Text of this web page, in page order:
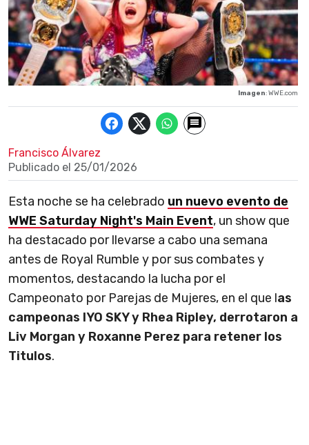
Imagen: WWE.com
Francisco Álvarez
Publicado el 25/01/2026
Esta noche se ha celebrado un nuevo evento de
WWE Saturday Night's Main Event, un show que
ha destacado por llevarse a cabo una semana
antes de Royal Rumble y por sus combates y
momentos, destacando la lucha por el
Campeonato por Parejas de Mujeres, en el que las
campeonas IYO SKY y Rhea Ripley, derrotaron a
Liv Morgan y Roxanne Perez para retener los
Titulos.